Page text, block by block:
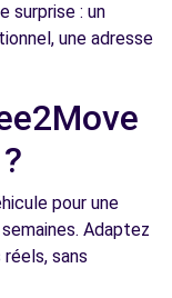
(F)
surprise : un
une adresse
pour une
Adaptez
sans